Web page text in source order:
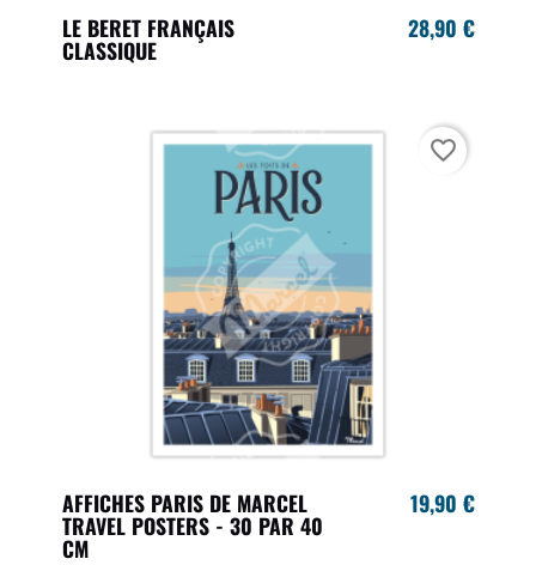
LE BERET FRANÇAIS
CLASSIQUE
28,90 €
AFFICHES PARIS DE MARCEL
TRAVEL POSTERS - 30 PAR 40
CM
19,90 €
favorite_border